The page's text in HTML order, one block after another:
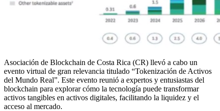
Asociación de Blockchain de Costa Rica (CR) llevó a cabo un
evento virtual de gran relevancia titulado “Tokenización de Activos
del Mundo Real”. Este evento reunió a expertos y entusiastas del
blockchain para explorar cómo la tecnología puede transformar
activos tangibles en activos digitales, facilitando la liquidez y el
acceso al mercado.